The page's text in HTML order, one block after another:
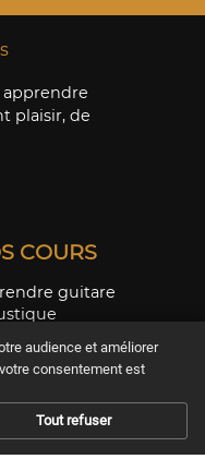
plaisir, de
COURS
guitare
guitare
Cours Live
audience et améliorer
consentement est
Tout refuser